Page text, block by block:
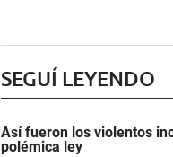
SEGUÍ LEYENDO
Así fueron los violentos
polémica ley